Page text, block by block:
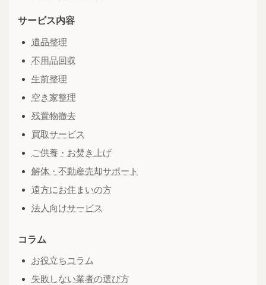
サービス内容
遺品整理
不用品回収
生前整理
空き家整理
残置物撤去
買取サービス
ご供養・お焚き上げ
解体・不動産売却サポート
遠方にお住まいの方
法人向けサービス
コラム
お役立ちコラム
失敗しない業者の選び方